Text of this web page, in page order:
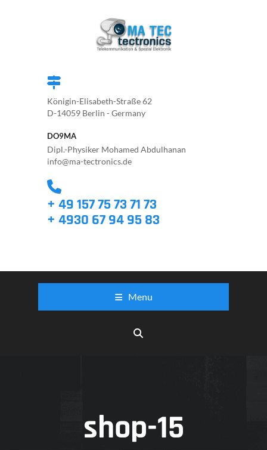
Königin-Elisabeth-Straße 62
D-14059 Berlin - Germany
DO9MA
Dipl.-Physiker Mohamed Abdulhanan
info@ma-tectronics.de
+ 49 157 75 73 71 73
+ 4930 67 94 95 83
Menu
shop-15